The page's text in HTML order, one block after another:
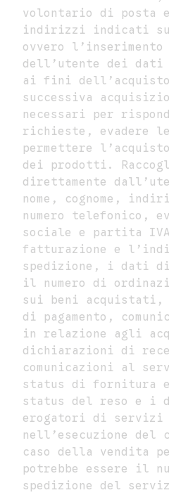
volontario di posta
indirizzi indicati
ovvero l’inserimento
dell’utente dei dati
ai fini
successiva
necessari per
richieste, evadere
permettere
dei prodotti.
direttamente
nome, cognome,
numero telefonico,
sociale e partita
fatturazione e
spedizione, i dati di
il numero di
sui beni acquistati,
di pagamento,
in relazione agli
dichiarazioni di
comunicazioni al
status di fornitura e
status del reso e i
erogatori di servizi
nell’esecuzione del
caso della vendita
potrebbe essere il
spedizione del